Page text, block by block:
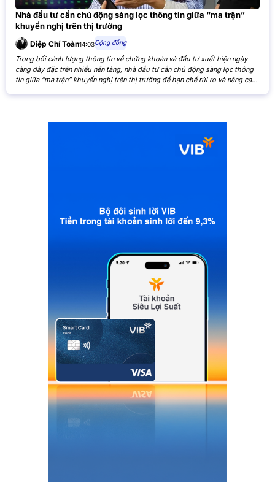
Nhà đầu tư cần chủ động sàng lọc thông tin giữa “ma trận”
khuyến nghị trên thị trường
Diệp Chí Toàn14:03Cộng đồng
Trong bối cảnh lượng thông tin về chứng khoán và đầu tư xuất hiện ngày
càng dày đặc trên nhiều nền tảng, nhà đầu tư cần chủ động sàng lọc thông
tin giữa “ma trận” khuyến nghị trên thị trường để hạn chế rủi ro và nâng cao